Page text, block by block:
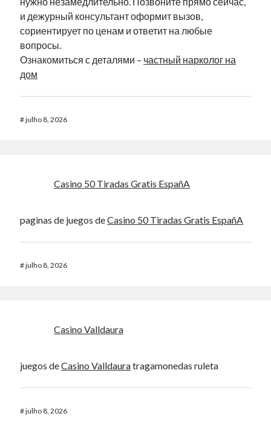
и дежурный консультант оформит вызов,
сориентирует по ценам и ответит на любые
вопросы.
Ознакомиться с деталями – частный нарколог на
дом
#julho 8, 2026
Casino 50 Tiradas Gratis EspañA
paginas de juegos deCasino 50 Tiradas Gratis EspañA
#julho 8, 2026
Casino Valldaura
juegos deCasino Valldauratragamonedas ruleta
#julho 8, 2026